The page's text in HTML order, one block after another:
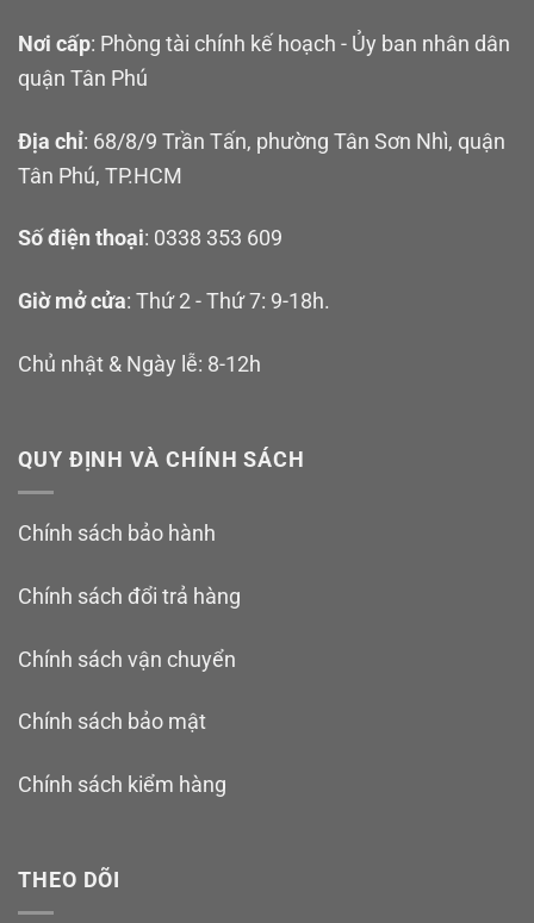
Nơi cấp: Phòng tài chính kế hoạch - Ủy ban nhân dân
quận Tân Phú
Địa chỉ: 68/8/9 Trần Tấn, phường Tân Sơn Nhì, quận
Tân Phú, TP.HCM
Số điện thoại: 0338 353 609
Giờ mở cửa: Thứ 2 - Thứ 7: 9-18h.
Chủ nhật & Ngày lễ: 8-12h
QUY ĐỊNH VÀ CHÍNH SÁCH
Chính sách bảo hành
Chính sách đổi trả hàng
Chính sách vận chuyển
Chính sách bảo mật
Chính sách kiểm hàng
THEO DÕI